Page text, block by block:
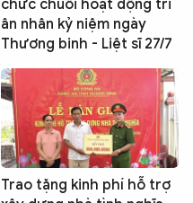
chức chuỗi hoạt động tri
ân nhân kỷ niệm ngày
Thương binh - Liệt sĩ 27/7
Trao tặng kinh phí hỗ trợ